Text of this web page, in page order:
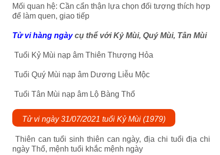
Mối quan hệ: Cần cẩn thận lựa chọn đối tượng thích hợp
để làm quen, giao tiếp
Tử vi hàng ngàycụ thể với Kỷ Mùi, Quý Mùi, Tân Mùi
Tuổi Kỷ Mùi nạp âm Thiên Thượng Hỏa
Tuổi Quý Mùi nạp âm Dương Liễu Mộc
Tuổi Tân Mùi nạp âm Lộ Bàng Thổ
Tử vi ngày 31/07/2021 tuổi Kỷ Mùi (1979)
Thiên can tuổi sinh thiên can ngày, địa chi tuổi địa chi
ngày Thổ, mệnh tuổi khắc mệnh ngày